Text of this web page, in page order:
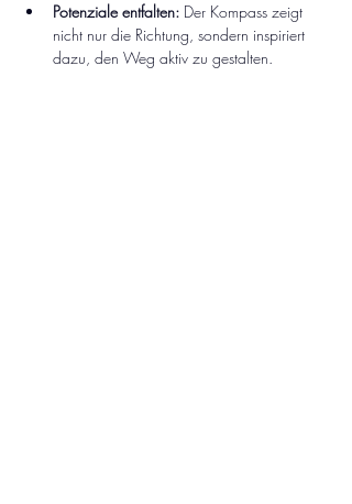
Potenziale entfalten: Der Kompass zeigt
nicht nur die Richtung, sondern inspiriert
dazu, den Weg aktiv zu gestalten.